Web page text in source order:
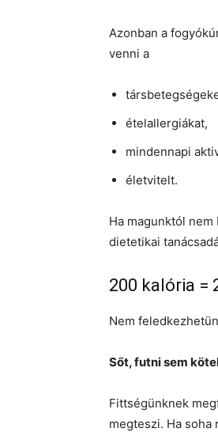
Azonban a
venni a
ételallergiákat,
mindennapi
életvitelt.
Ha magunktól
dietetikai
200 kalória =
Nem
Sőt, futni sem
Fittségünknek
megteszi. Ha soha